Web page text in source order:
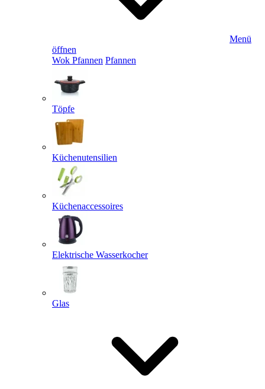
Menü
öffnen
Wok Pfannen Pfannen
Töpfe
Küchenutensilien
Küchenaccessoires
Elektrische Wasserkocher
Glas